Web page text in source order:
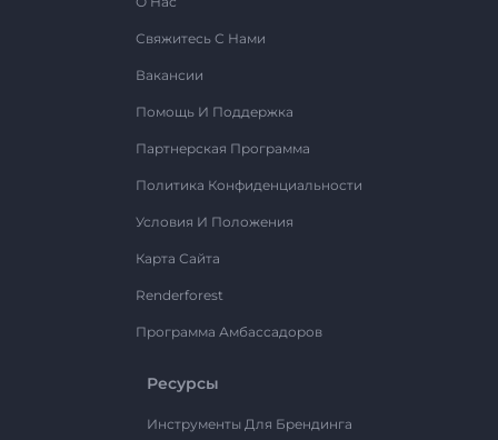
Свяжитесь С Нами
Вакансии
Помощь И Поддержка
Партнерская Программа
Политика Конфиденциальности
Условия И Положения
Карта Сайта
Renderforest
Программа Амбассадоров
Ресурсы
Инструменты Для Брендинга